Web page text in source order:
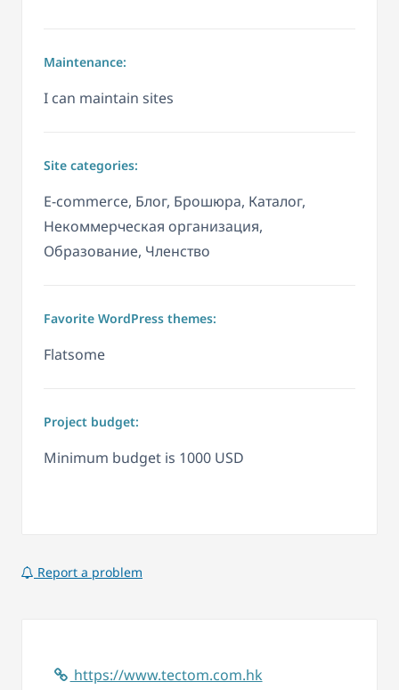
Maintenance:
I can maintain sites
Site categories:
E-commerce, Блог, Брошюра, Каталог,
Некоммерческая организация,
Образование, Членство
Favorite WordPress themes:
Flatsome
Project budget:
Minimum budget is 1000 USD
Report a problem
https://www.tectom.com.hk